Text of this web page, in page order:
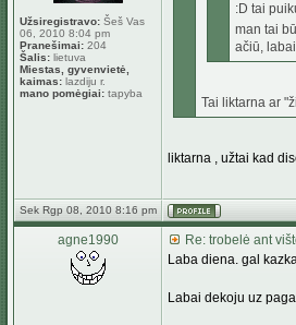
Užsiregistravo: Šeš Vas
06, 2010 8:04 pm
Pranešimai: 204
Šalis: lietuva
Miestas, gyvenvietė,
kaimas: lazdiju r.
mano pomėgiai: tapyba
:D tai
man tai
ačiū,
Tai liktarna ar
liktarna , užtai kad
Sek Rgp 08, 2010 8:16 pm
agne1990
Re: trobelė ant
Laba diena. gal
Labai dekoju uz